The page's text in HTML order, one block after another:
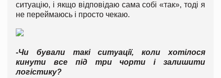
ситуацію, і якщо відповідаю сама собі «так», тоді я
не переймаюсь і просто чекаю.
-Чи бували такі ситуації, коли хотілося
кинути все під три чорти і залишити
логістику?